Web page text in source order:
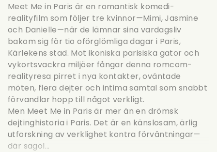
Meet Me in Paris är en romantisk komedi-
realityfilm som följer tre kvinnor—Mimi, Jasmine
och Danielle—när de lämnar sina vardagsliv
bakom sig för tio oförglömliga dagar i Paris,
Kärlekens stad. Mot ikoniska parisiska gator och
vykortsvackra miljöer fångar denna romcom-
realityresa pirret i nya kontakter, oväntade
möten, flera dejter och intima samtal som snabbt
förvandlar hopp till något verkligt.
Men Meet Me in Paris är mer än en drömsk
dejtinghistoria i Paris. Det är en känslosam, ärlig
utforskning av verklighet kontra förväntningar—
där sagol...